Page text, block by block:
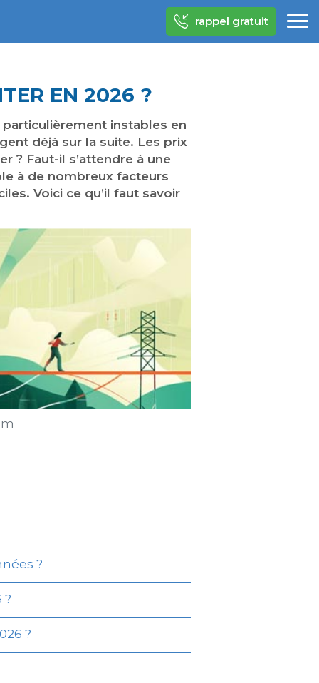
rappel gratuit
EN 2026 ?
instables en
déjà sur la suite. Les prix
? Faut-il s’attendre à une
à de nombreux facteurs
Voici ce qu’il faut savoir
?
?
?